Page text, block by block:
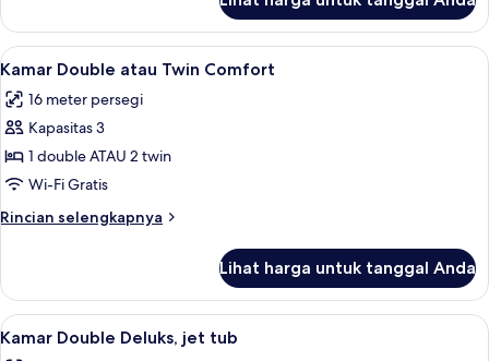
Kamar
Single
Lihat
semua
foto
untuk
Kamar
Double
atau
Twin
Kamar Double atau Twin Comfort |
11
Kamar Double atau Twin Comfort
16 meter persegi
Kapasitas 3
1 double ATAU 2 twin
Wi-Fi Gratis
Rincian selengkapnya
Rincian
Kamar
Double
atau
Lihat harga untuk tanggal Anda
Lihat
semua
Kamar Double Deluks, jet tub |
4
Kamar Double Deluks, jet tub